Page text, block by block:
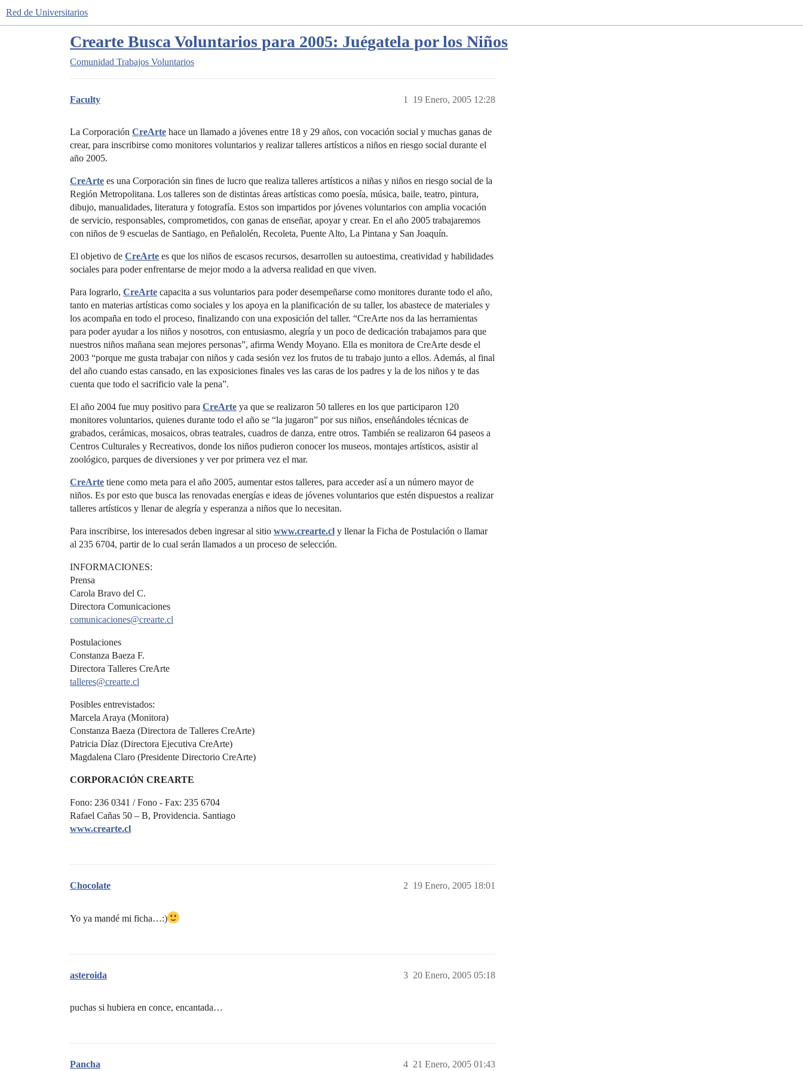
Red de Universitarios
Crearte Busca Voluntarios para 2005: Juégatela por los Niños
Comunidad Trabajos Voluntarios
Faculty 19 Enero, 2005 12:28
1
La Corporación CreArte hace un llamado a jóvenes entre 18 y 29 años, con vocación social y muchas ganas de
crear, para inscribirse como monitores voluntarios y realizar talleres artísticos a niños en riesgo social durante el
año 2005.
CreArte es una Corporación sin fines de lucro que realiza talleres artísticos a niñas y niños en riesgo social de la
Región Metropolitana. Los talleres son de distintas áreas artísticas como poesía, música, baile, teatro, pintura,
dibujo, manualidades, literatura y fotografía. Estos son impartidos por jóvenes voluntarios con amplia vocación
de servicio, responsables, comprometidos, con ganas de enseñar, apoyar y crear. En el año 2005 trabajaremos
con niños de 9 escuelas de Santiago, en Peñalolén, Recoleta, Puente Alto, La Pintana y San Joaquín.
El objetivo de CreArte es que los niños de escasos recursos, desarrollen su autoestima, creatividad y habilidades
sociales para poder enfrentarse de mejor modo a la adversa realidad en que viven.
Para lograrlo, CreArte capacita a sus voluntarios para poder desempeñarse como monitores durante todo el año,
tanto en materias artísticas como sociales y los apoya en la planificación de su taller, los abastece de materiales y
los acompaña en todo el proceso, finalizando con una exposición del taller. “CreArte nos da las herramientas
para poder ayudar a los niños y nosotros, con entusiasmo, alegría y un poco de dedicación trabajamos para que
nuestros niños mañana sean mejores personas”, afirma Wendy Moyano. Ella es monitora de CreArte desde el
2003 “porque me gusta trabajar con niños y cada sesión vez los frutos de tu trabajo junto a ellos. Además, al final
del año cuando estas cansado, en las exposiciones finales ves las caras de los padres y la de los niños y te das
cuenta que todo el sacrificio vale la pena”.
El año 2004 fue muy positivo para CreArte ya que se realizaron 50 talleres en los que participaron 120
monitores voluntarios, quienes durante todo el año se “la jugaron” por sus niños, enseñándoles técnicas de
grabados, cerámicas, mosaicos, obras teatrales, cuadros de danza, entre otros. También se realizaron 64 paseos a
Centros Culturales y Recreativos, donde los niños pudieron conocer los museos, montajes artísticos, asistir al
zoológico, parques de diversiones y ver por primera vez el mar.
CreArte tiene como meta para el año 2005, aumentar estos talleres, para acceder así a un número mayor de
niños. Es por esto que busca las renovadas energías e ideas de jóvenes voluntarios que estén dispuestos a realizar
talleres artísticos y llenar de alegría y esperanza a niños que lo necesitan.
Para inscribirse, los interesados deben ingresar al sitio www.crearte.cl y llenar la Ficha de Postulación o llamar
al 235 6704, partir de lo cual serán llamados a un proceso de selección.
INFORMACIONES:
Prensa
Carola Bravo del C.
Directora Comunicaciones
comunicaciones@crearte.cl
Postulaciones
Constanza Baeza F.
Directora Talleres CreArte
talleres@crearte.cl
Posibles entrevistados:
Marcela Araya (Monitora)
Constanza Baeza (Directora de Talleres CreArte)
Patricia Díaz (Directora Ejecutiva CreArte)
Magdalena Claro (Presidente Directorio CreArte)
CORPORACIÓN CREARTE
Fono: 236 0341 / Fono - Fax: 235 6704
Rafael Cañas 50 – B, Providencia. Santiago
www.crearte.cl
Chocolate 19 Enero, 2005 18:01
2
Yo ya mandé mi ficha…:)
asteroida 20 Enero, 2005 05:18
3
puchas si hubiera en conce, encantada…
Pancha 21 Enero, 2005 01:43
4